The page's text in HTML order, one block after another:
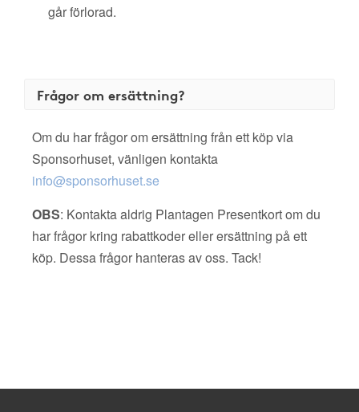
går förlorad.
Frågor om ersättning?
Om du har frågor om ersättning från ett köp via
Sponsorhuset, vänligen kontakta
info@sponsorhuset.se
OBS: Kontakta aldrig Plantagen Presentkort om du
har frågor kring rabattkoder eller ersättning på ett
köp. Dessa frågor hanteras av oss. Tack!